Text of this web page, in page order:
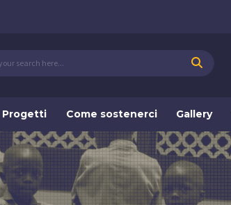
Progetti Come sostenerci Gallery